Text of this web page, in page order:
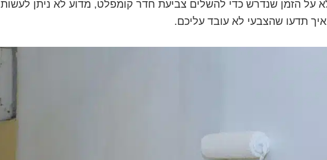
על הזמן שנדרש כדי להשלים צביעת חדר קומפלט, מדוע לא ניתן לעשות
תדעו שהצבעי לא עובד עליכם.